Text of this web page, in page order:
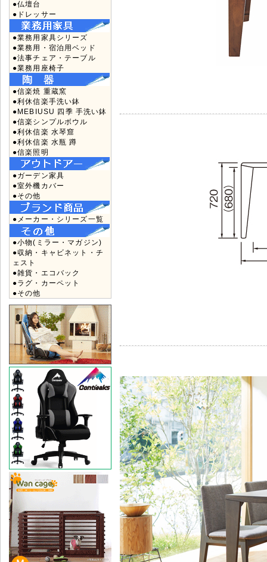
●仏壇台
●ドレッサー
●業務用家具シリーズ
●業務用・宿泊用ベッド
●法事チェア・テーブル
●業務用座椅子
●信楽焼 重蔵窯
●利休信楽手洗い鉢
●MEBIUSU 四季 手洗い鉢
●信楽シンプルボウル
●利休信楽 水琴窟
●利休信楽 水瓶 蹲
●信楽照明
●ガーデン家具
●室外機カバー
●その他
●メーカー・シリーズ一覧
●小物(ミラー・マガジン)
●収納・キャビネット・チ
ェスト
●雑貨・エコバック
●ラグ・カーペット
●その他